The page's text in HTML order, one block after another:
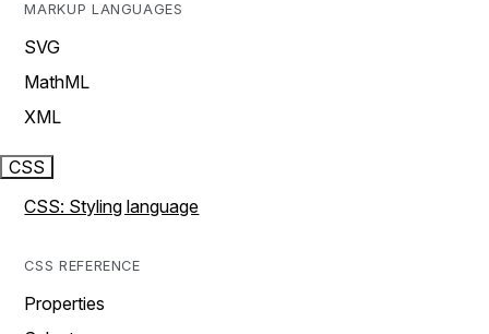
MARKUP LANGUAGES
SVG
MathML
XML
CSS
CSS: Styling language
CSS REFERENCE
Properties